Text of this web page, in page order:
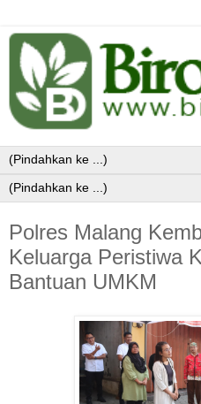
Polres Malang
Keluarga Peristiwa
Bantuan UMKM